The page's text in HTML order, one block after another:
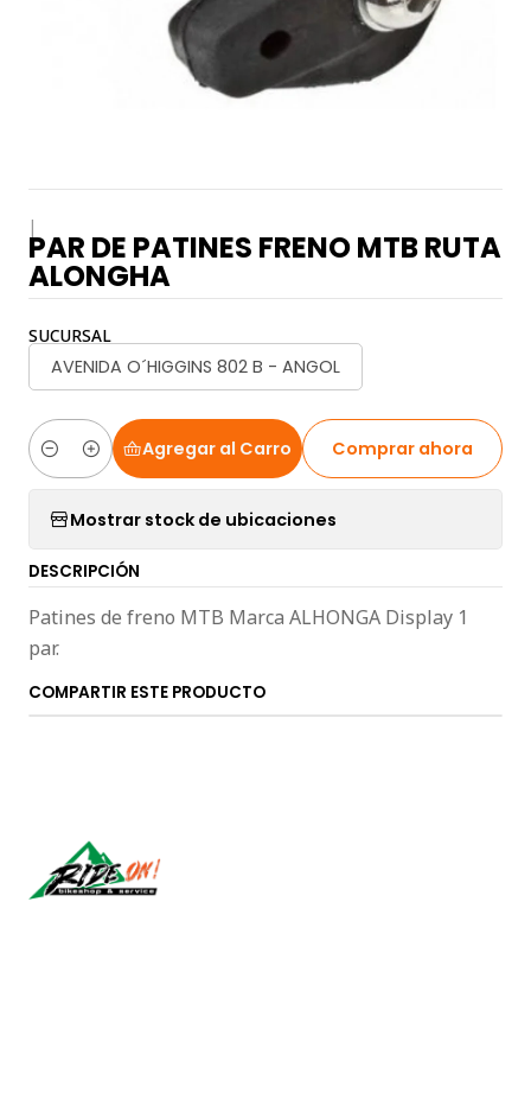
|
PAR DE PATINES FRENO MTB RUTA
ALONGHA
SUCURSAL
AVENIDA O´HIGGINS 802 B - ANGOL
Cantidad
Agregar al Carro Comprar ahora
Mostrar stock de ubicaciones
DESCRIPCIÓN
Patines de freno MTB Marca ALHONGA Display 1
par.
COMPARTIR ESTE PRODUCTO